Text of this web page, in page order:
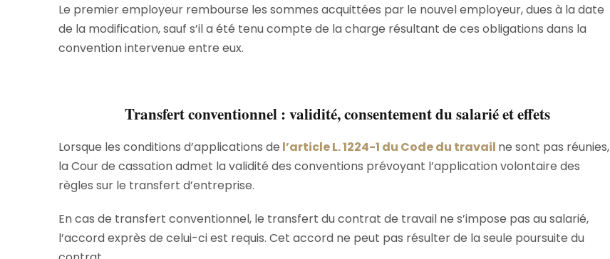
Le premier employeur rembourse les sommes acquittées par le nouvel employeur, dues à la date
de la modification, sauf s’il a été tenu compte de la charge résultant de ces obligations dans la
convention intervenue entre eux.
Transfert conventionnel : validité, consentement du salarié et effets
Lorsque les conditions d’applications de l’article L. 1224-1 du Code du travail ne sont pas réunies,
la Cour de cassation admet la validité des conventions prévoyant l’application volontaire des
règles sur le transfert d’entreprise.
En cas de transfert conventionnel, le transfert du contrat de travail ne s’impose pas au salarié,
l’accord exprès de celui-ci est requis. Cet accord ne peut pas résulter de la seule poursuite du